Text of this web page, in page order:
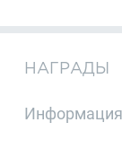
НАГРАДЫ
Информация